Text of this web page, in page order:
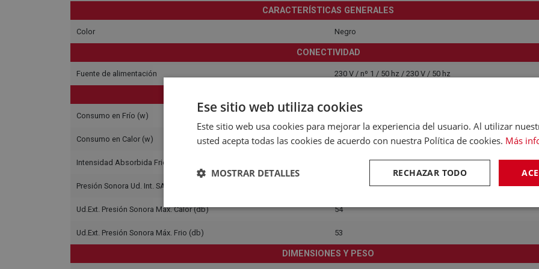
CARACTERÍSTICAS GENERALES
Color Negro
CONECTIVIDAD
Fuente de alimentación 230 V / nº 1 / 50 hz / 230 V / 50 hz
Consumo en Frío (w)
Consumo en Calor (w) 1,90 kw
Intensidad Absorbida Frio/Calor 13,6 / 13,6 A
Presión Sonora Ud. Int. SA/A/M/B/SB (Db) 35 / 33 / 32 / - / 29
Ud.Ext. Presión Sonora Máx. Calor (db) 54
Ud.Ext. Presión Sonora Máx. Frio (db) 53
DIMENSIONES Y PESO
Ese sitio web utiliza cookies
Este sitio web usa cookies para mejorar la experiencia del usuario. Al utilizar
usted acepta todas las cookies de acuerdo con nuestra Política de cookies. Más
RECHAZAR TODO
MOSTRAR DETALLES